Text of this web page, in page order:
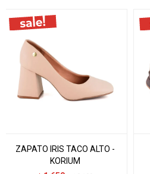
ZAPATO IRIS TACO ALTO -
KORIUM